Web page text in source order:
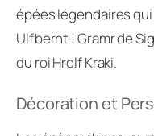
épées légendaires
Ulfberht : Gramr de
du roi Hrolf Kraki.
Décoration et